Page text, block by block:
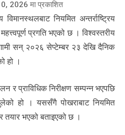
2026 मा प्रकाशित
विमानस्थलबाट नियमित अन्तर्राष्ट्रिय
प्रगति भएको छ । विश्वस्तरीय
सन् २०२६ सेप्टेम्बर २३ देखि दैनिक
हो ।
र प्राविधिक निरीक्षण सम्पन्न भएपछि
हो । यससँगै पोखराबाट नियमित
तयार भएको बताइएको छ ।